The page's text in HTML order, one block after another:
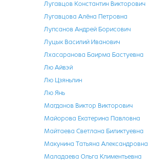
Лугавцов Константин Викторович
Лугавцова Алёна Петровна
Лупсанов Андрей Борисович
Луцык Василий Иванович
Лхасаранова Баирма Бастуевна
Лю Айвэй
Лю Цзяньлин
Лю Янь
Магданов Виктор Викторович
Майорова Екатерина Павловна
Майтаева Светлана Биликтуевна
Макунина Татьяна Александровна
Маладаева Ольга Климентьевна